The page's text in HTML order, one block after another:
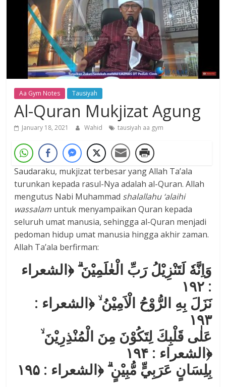
Dzikir,
Ikhtiar
Aa Gym Notes Tausiyah
Al-Quran Mukjizat Agung
January 18, 2021 Wahid tausiyah aa gym
Saudaraku, mukjizat terbesar yang Allah Ta’ala
turunkan kepada rasul-Nya adalah al-Quran. Allah
mengutus Nabi Muhammad shalallahu ‘alaihi
wassalam untuk menyampaikan Quran kepada
seluruh umat manusia, sehingga al-Quran menjadi
pedoman hidup umat manusia hingga akhir zaman.
Allah Ta’ala berfirman:
وَاِنَّهٗ لَتَنْزِيْلُ رَبِّ الْعٰلَمِيْنَ ۗ ﴿الشعراء
: ۱۹۲
نَزَلَ بِهِ الرُّوْحُ الْاَمِيْنُ ۙ ﴿الشعراء :
۱۹۳
عَلٰى قَلْبِكَ لِتَكُوْنَ مِنَ الْمُنْذِرِيْنَ ۙ
﴿الشعراء : ۱۹۴
بِلِسَانٍ عَرَبِيٍّ مُّبِيْنٍ ۗ ﴿الشعراء : ۱۹۵